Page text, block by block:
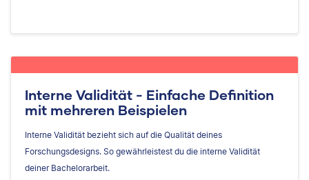
Interne Validität - Einfache Definition
mit mehreren Beispielen
Interne Validität bezieht sich auf die Qualität deines
Forschungsdesigns. So gewährleistest du die interne Validität
deiner Bachelorarbeit.